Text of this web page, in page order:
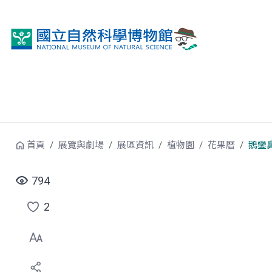
首頁 展覽與劇場 展區資訊 植物園 花果曆 鵝鑾
794
點
選
喜
2